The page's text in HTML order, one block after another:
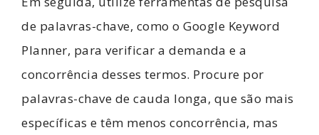
de palavras-chave, como o Google Keyword
Planner, para verificar a demanda e a
concorrência desses termos. Procure por
palavras-chave de cauda longa, que são mais
específicas e têm menos concorrência, mas